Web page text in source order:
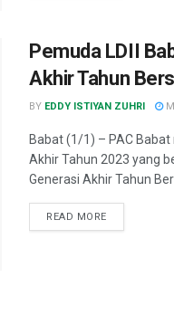
Pemuda LDII
Akhir Tahun
BY EDDY ISTIYAN ZUHRI
Babat (1/1) – PAC
Akhir Tahun 2023 yang
Generasi Akhir Tahun
READ MORE